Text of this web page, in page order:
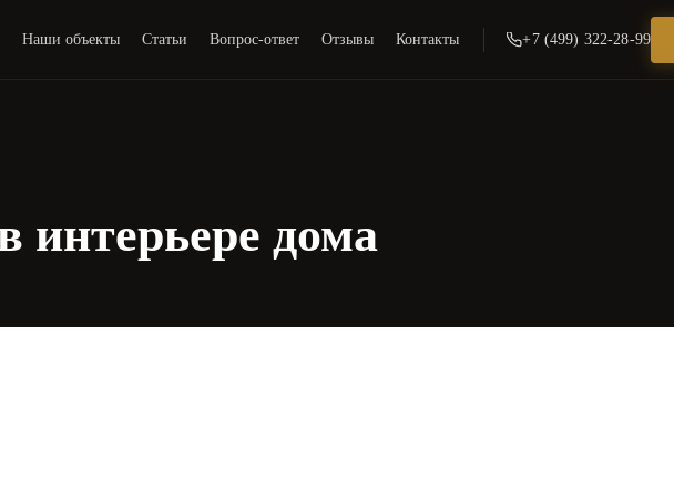
Наши объекты Статьи Вопрос-ответ Отзывы Контакты +7 (499) 322-28-99
интерьере дома